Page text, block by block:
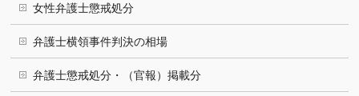
女性弁護士懲戒処分
弁護士横領事件判決の相場
弁護士懲戒処分・（官報）掲載分